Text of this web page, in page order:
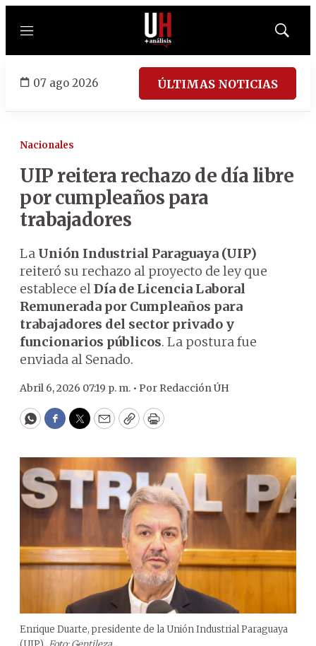
Menú
Mostrar
07 ago 2026 ÚLTIMAS NOTICIAS
Nacionales
UIP reitera rechazo de día libre
por cumpleaños para
trabajadores
La Unión Industrial Paraguaya (UIP)
reiteró su rechazo al proyecto de ley que
establece elDía de Licencia Laboral
Remunerada por Cumpleaños para
trabajadores del sector privado y
funcionarios públicos. La postura fue
enviada al Senado.
Abril 6, 2026 07:19 p. m. • Por Redacción ÚH
WhatsApp
Facebook
Twitter
EmailCopyPrint
Enrique Duarte, presidente de la Unión Industrial Paraguaya